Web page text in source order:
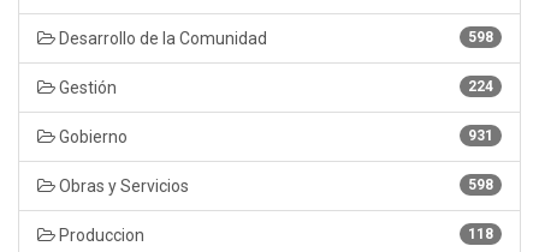
598
Desarrollo de la Comunidad
224
Gestión
931
Gobierno
598
Obras y Servicios
118
Produccion